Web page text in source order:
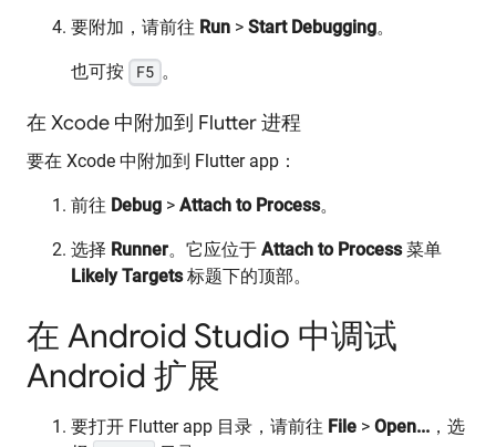
要附加，请前往 Run > Start Debugging。
也可按 F5 。
在 Xcode 中附加到 Flutter 进程
要在 Xcode 中附加到 Flutter app：
前往 Debug > Attach to Process。
选择 Runner。它应位于 Attach to Process菜单
Likely Targets标题下的顶部。
在 Android Studio 中调试
Android 扩展
要打开 Flutter app 目录，请前往 File > Open... ，选